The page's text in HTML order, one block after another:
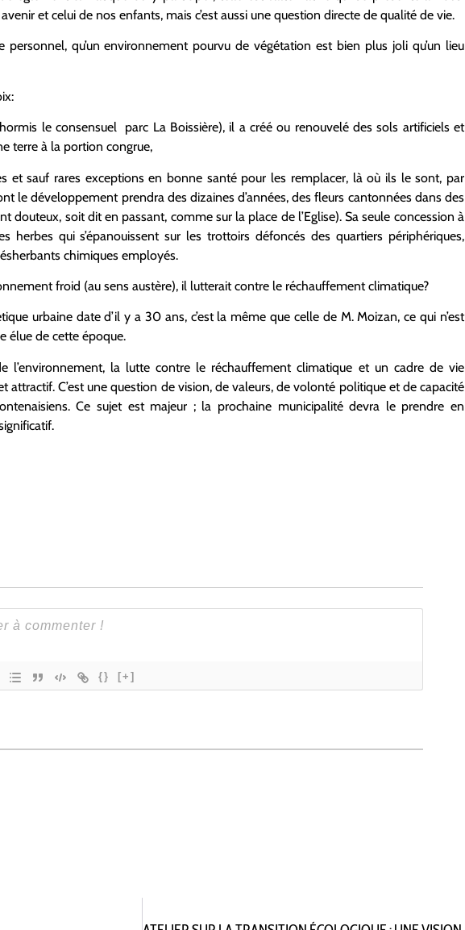
et celui de nos enfants, mais c’est aussi une question directe de qualité de vie.
personnel, qu’un environnement pourvu de végétation est bien plus joli qu’un lieu
le consensuel parc La Boissière), il a créé ou renouvelé des sols artificiels et
terre à la portion congrue,
et sauf rares exceptions en bonne santé pour les remplacer, là où ils le sont, par
le développement prendra des dizaines d’années, des fleurs cantonnées dans des
douteux, soit dit en passant, comme sur la place de l’Eglise). Sa seule concession à
herbes qui s’épanouissent sur les trottoirs défoncés des quartiers périphériques,
chimiques employés.
froid (au sens austère), il lutterait contre le réchauffement climatique?
urbaine date d’il y a 30 ans, c’est la même que celle de M. Moizan, ce qui n’est
élue de cette époque.
l’environnement, la lutte contre le réchauffement climatique et un cadre de vie
attractif. C’est une question de vision, de valeurs, de volonté politique et de capacité
Ce sujet est majeur ; la prochaine municipalité devra le prendre en
{} [+]